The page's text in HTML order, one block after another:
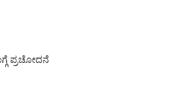
ಪ್ರಚೋದನೆ